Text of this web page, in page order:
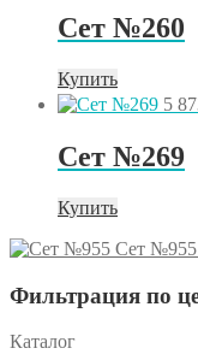
Сет №260
Купить
5
Сет №269
Купить
Сет №955
Фильтрация по
Каталог